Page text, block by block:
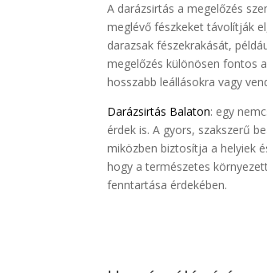
A darázsirtás a megelőzés
meglévő fészkeket távolítják
darazsak fészekrakását,
megelőzés különösen fontos
hosszabb leállásokra vagy
Darázsirtás Balaton: egy
érdek is. A gyors, szakszerű
miközben biztosítja a helyiek
hogy a természetes
fenntartása érdekében.